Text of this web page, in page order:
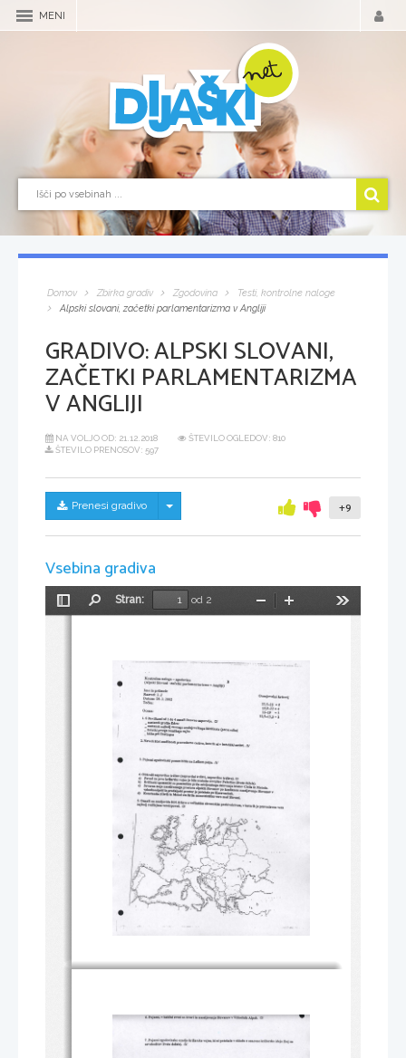
MENI
Domov Zbirka gradiv Zgodovina
Testi, kontrolne naloge
Alpski slovani, začetki parlamentarizma v Angliji
GRADIVO:ALPSKI SLOVANI,
ZAČETKI PARLAMENTARIZMA
V ANGLIJI
NA VOLJO OD: 21.12.2018
ŠTEVILO OGLEDOV: 810
ŠTEVILO PRENOSOV: 597
Prenesi gradivo Skrij/prikaži meni +9
Vsebina gradiva
Preklopi
Stran:
od 2
Pomanjšaj